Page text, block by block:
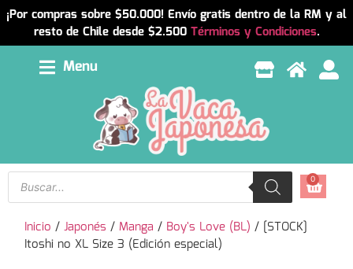
¡Por compras sobre $50.000! Envío gratis dentro de la RM y al
resto de Chile desde $2.500 Términos y Condiciones.
Menu
0
Inicio /Japonés /Manga / Boy's Love (BL) / [STOCK]
Itoshi no XL Size 3 (Edición especial)